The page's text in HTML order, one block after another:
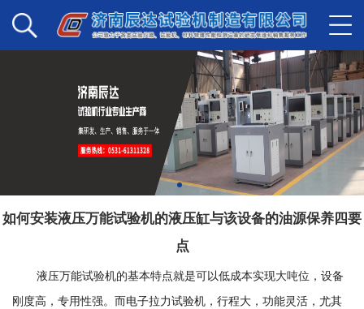
如何安装液压万能试验机的液压缸与该设备的油源保养四要
点
液压万能试验机的基本特点就是可以低成本实现大吨位，设备
刚度高，专用性强。而电子拉力试验机，行程大，功能灵活，尤其